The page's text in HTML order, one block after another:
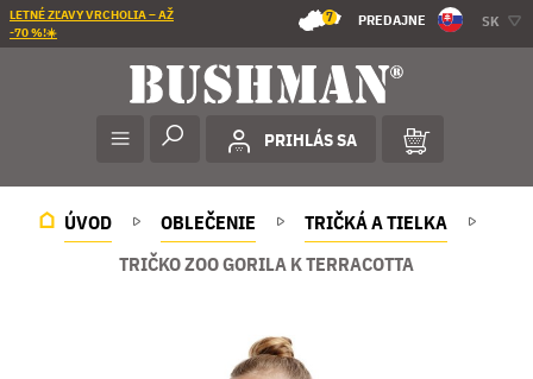
LETNÉ ZĽAVY VRCHOLIA – AŽ
-70 %!☀️
7 PREDAJNE SK
PRIHLÁS SA
ÚVOD OBLEČENIE
TRIČKÁ A TIELKA
TRIČKO ZOO GORILA K TERRACOTTA